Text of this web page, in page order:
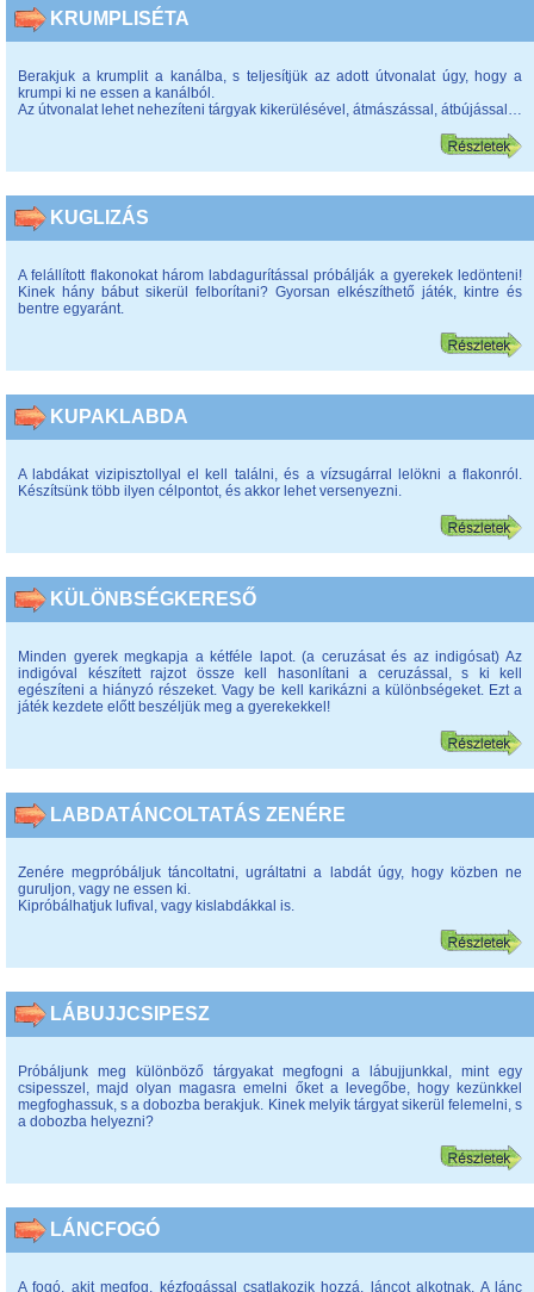
KRUMPLISÉTA
Berakjuk a krumplit a kanálba, s teljesítjük az adott útvonalat úgy, hogy a
krumpi ki ne essen a kanálból.
Az útvonalat lehet nehezíteni tárgyak kikerülésével, átmászással, átbújással…
KUGLIZÁS
A felállított flakonokat három labdagurítással próbálják a gyerekek ledönteni!
Kinek hány bábut sikerül felborítani? Gyorsan elkészíthető játék, kintre és
bentre egyaránt.
KUPAKLABDA
A labdákat vizipisztollyal el kell találni, és a vízsugárral lelökni a flakonról.
Készítsünk több ilyen célpontot, és akkor lehet versenyezni.
KÜLÖNBSÉGKERESŐ
Minden gyerek megkapja a kétféle lapot. (a ceruzásat és az indigósat) Az
indigóval készített rajzot össze kell hasonlítani a ceruzással, s ki kell
egészíteni a hiányzó részeket. Vagy be kell karikázni a különbségeket. Ezt a
játék kezdete előtt beszéljük meg a gyerekekkel!
LABDATÁNCOLTATÁS ZENÉRE
Zenére megpróbáljuk táncoltatni, ugráltatni a labdát úgy, hogy közben ne
guruljon, vagy ne essen ki.
Kipróbálhatjuk lufival, vagy kislabdákkal is.
LÁBUJJCSIPESZ
Próbáljunk meg különböző tárgyakat megfogni a lábujjunkkal, mint egy
csipesszel, majd olyan magasra emelni őket a levegőbe, hogy kezünkkel
megfoghassuk, s a dobozba berakjuk. Kinek melyik tárgyat sikerül felemelni, s
a dobozba helyezni?
LÁNCFOGÓ
A fogó, akit megfog, kézfogással csatlakozik hozzá, láncot alkotnak. A lánc